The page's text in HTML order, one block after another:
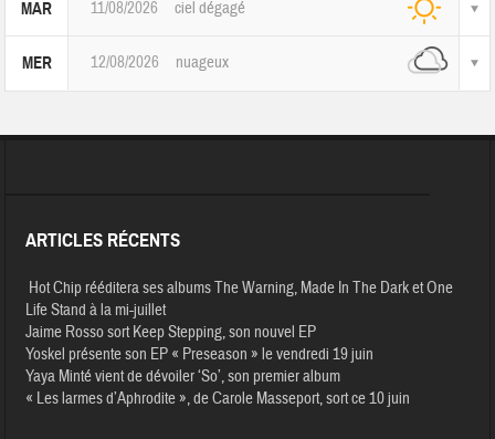
MAR 11/08/2026 ciel dégagé
MER 12/08/2026 nuageux
ARTICLES RÉCENTS
Hot Chip rééditera ses albums The Warning, Made In The Dark et One
Life Stand à la mi-juillet
Jaime Rosso sort Keep Stepping, son nouvel EP
Yoskel présente son EP « Preseason » le vendredi 19 juin
Yaya Minté vient de dévoiler ‘So’, son premier album
« Les larmes d’Aphrodite », de Carole Masseport, sort ce 10 juin